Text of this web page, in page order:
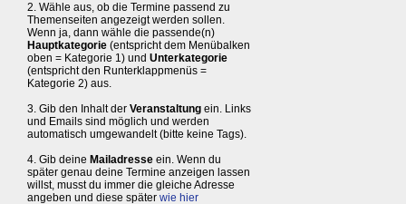
2. Wähle aus, ob die Termine passend zu
Themenseiten angezeigt werden sollen.
Wenn ja, dann wähle die passende(n)
Hauptkategorie (entspricht dem Menübalken
oben = Kategorie 1) und Unterkategorie
(entspricht den Runterklappmenüs =
Kategorie 2) aus.
3. Gib den Inhalt der Veranstaltung ein. Links
und Emails sind möglich und werden
automatisch umgewandelt (bitte keine Tags).
4. Gib deine Mailadresse ein. Wenn du
später genau deine Termine anzeigen lassen
willst, musst du immer die gleiche Adresse
angeben und diese später wie hier